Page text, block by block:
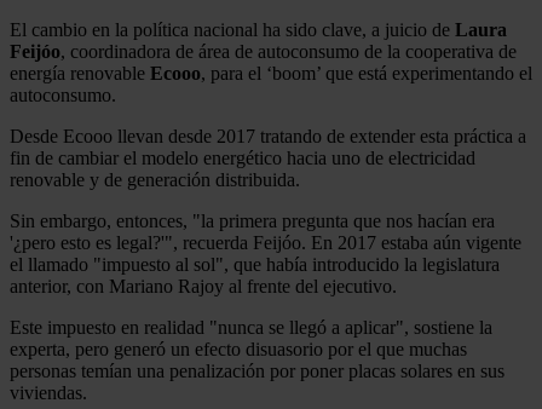
El cambio en la política nacional ha sido clave, a juicio de Laura
Feijóo, coordinadora de área de autoconsumo de la cooperativa de
energía renovable Ecooo, para el ‘boom’ que está experimentando el
autoconsumo.
Desde Ecooo llevan desde 2017 tratando de extender esta práctica a
fin de cambiar el modelo energético hacia uno de electricidad
renovable y de generación distribuida.
Sin embargo, entonces, "la primera pregunta que nos hacían era
'¿pero esto es legal?'", recuerda Feijóo. En 2017 estaba aún vigente
el llamado "impuesto al sol", que había introducido la legislatura
anterior, con Mariano Rajoy al frente del ejecutivo.
Este impuesto en realidad "nunca se llegó a aplicar", sostiene la
experta, pero generó un efecto disuasorio por el que muchas
personas temían una penalización por poner placas solares en sus
viviendas.